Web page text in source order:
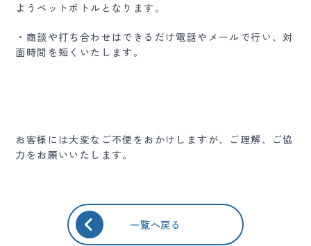
ようペットボトルとなります。
・商談や打ち合わせはできるだけ電話やメールで行い、対
面時間を短くいたします。
お客様には大変なご不便をおかけしますが、ご理解、ご協
力をお願いいたします。
一覧へ戻る